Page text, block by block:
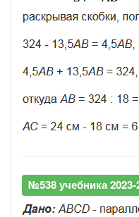
№538 учебника 2023-